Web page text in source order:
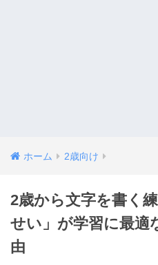
ホーム 2歳向け
2歳から文字を書く
せい」が学習に最適
由